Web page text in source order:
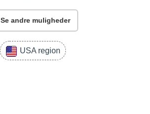
Se andre muligheder
USA region